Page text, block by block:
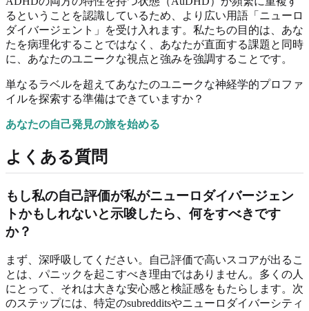
るということを認識しているため、より広い用語「ニューロ
ダイバージェント」を受け入れます。私たちの目的は、あな
たを病理化することではなく、あなたが直面する課題と同時
に、あなたのユニークな視点と強みを強調することです。
単なるラベルを超えてあなたのユニークな神経学的プロファ
イルを探索する準備はできていますか？
あなたの自己発見の旅を始める
よくある質問
もし私の自己評価が私がニューロダイバージェン
トかもしれないと示唆したら、何をすべきです
か？
まず、深呼吸してください。自己評価で高いスコアが出るこ
とは、パニックを起こすべき理由ではありません。多くの人
にとって、それは大きな安心感と検証感をもたらします。次
のステップには、特定のsubredditsやニューロダイバーシティ